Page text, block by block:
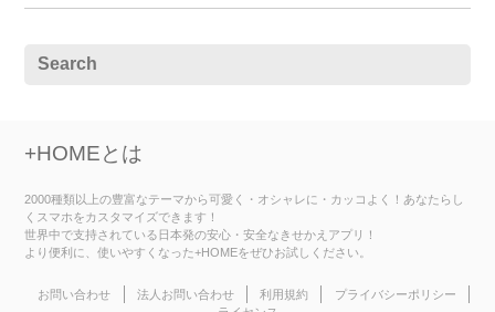
+HOMEとは
2000種類以上の豊富なテーマから可愛く・オシャレに・カッコよく！あなたらし
くスマホをカスタマイズできます！
世界中で支持されている日本発の安心・安全なきせかえアプリ！
より便利に、使いやすくなった+HOMEをぜひお試しください。
お問い合わせ 法人お問い合わせ 利用規約
プライバシーポリシー